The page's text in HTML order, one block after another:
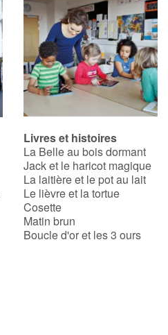
Livres et histoires
La Belle au bois dormant
Jack et le haricot magique
La laitière et le pot au lait
Le lièvre et la tortue
Cosette
Matin brun
Boucle d'or et les 3 ours